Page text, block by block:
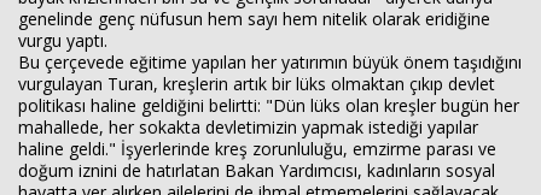
genelinde genç nüfusun hem sayı hem nitelik olarak eridiğine
vurgu yaptı.
Bu çerçevede eğitime yapılan her yatırımın büyük önem taşıdığını
vurgulayan Turan, kreşlerin artık bir lüks olmaktan çıkıp devlet
politikası haline geldiğini belirtti: "Dün lüks olan kreşler bugün her
mahallede, her sokakta devletimizin yapmak istediği yapılar
haline geldi." İşyerlerinde kreş zorunluluğu, emzirme parası ve
doğum iznini de hatırlatan Bakan Yardımcısı, kadınların sosyal
Haberin Doğru Adresi.